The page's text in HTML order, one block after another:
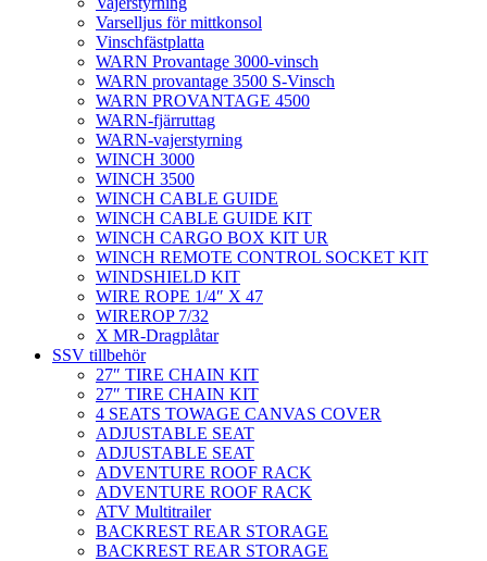
Varselljus för mittkonsol
Vinschfästplatta
WARN Provantage 3000-vinsch
WARN provantage 3500 S-Vinsch
WARN PROVANTAGE 4500
WARN-fjärruttag
WARN-vajerstyrning
WINCH 3000
WINCH 3500
WINCH CABLE GUIDE
WINCH CABLE GUIDE KIT
WINCH CARGO BOX KIT UR
WINCH REMOTE CONTROL SOCKET KIT
WINDSHIELD KIT
WIRE ROPE 1/4″ X 47
WIREROP 7/32
X MR-Dragplåtar
SSV tillbehör
27″ TIRE CHAIN KIT
27″ TIRE CHAIN KIT
4 SEATS TOWAGE CANVAS COVER
ADJUSTABLE SEAT
ADJUSTABLE SEAT
ADVENTURE ROOF RACK
ADVENTURE ROOF RACK
ATV Multitrailer
BACKREST REAR STORAGE
BACKREST REAR STORAGE